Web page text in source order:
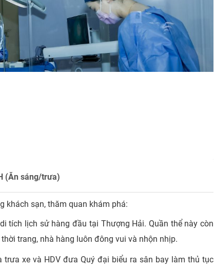
(Ăn sáng/trưa)
khách sạn, thăm quan khám phá:
tích lịch sử hàng đầu tại Thượng Hải. Quần thể này còn
trang, nhà hàng luôn đông vui và nhộn nhịp.
xe và HDV đưa Quý đại biểu ra sân bay làm thủ tục